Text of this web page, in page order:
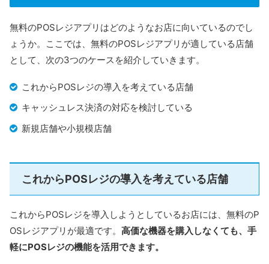
無料のPOSレジアプリはどのようなお店に向いているのでし
ょうか。ここでは、無料のPOSレジアプリが適している店舗
として、次の3つのケースを紹介していきます。
これからPOSレジの導入を考えている店舗
キャッシュレス決済の対応を検討している
新規店舗や小規模店舗
これからPOSレジの導入を考えている店舗
これからPOSレジを導入しようとしているお店には、無料のP
OSレジアプリが最適です。 高価な機器を購入しなくても、手
軽にPOSレジの機能を活用できます。